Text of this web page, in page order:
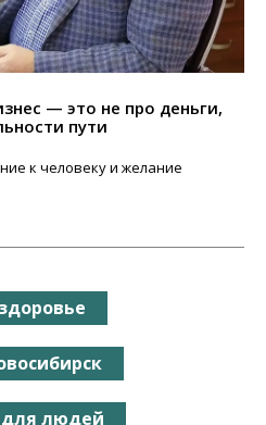
— это не про деньги,
пути
к человеку и желание
для людей